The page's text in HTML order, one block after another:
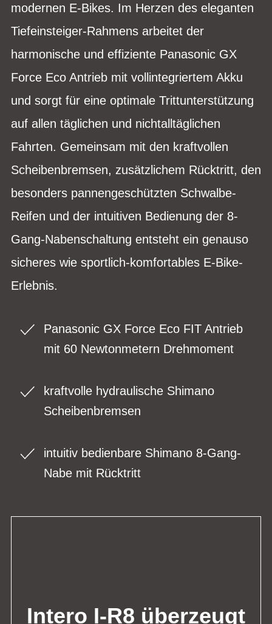
modernen E-Bikes. Im Herzen des eleganten
Tiefeinsteiger-Rahmens arbeitet der
harmonische und effiziente Panasonic GX
Force Eco Antrieb mit vollintegriertem Akku
und sorgt für eine optimale Trittunterstützung
auf allen täglichen und nichtalltäglichen
Fahrten. Gemeinsam mit den kraftvollen
Scheibenbremsen, zusätzlichem Rücktritt, den
besonders pannengeschützten Schwalbe-
Reifen und der intuitiven Bedienung der 8-
Gang-Nabenschaltung entsteht ein genauso
sicheres wie sportlich-komfortables E-Bike-
Erlebnis.
Panasonic GX Force Eco FIT Antrieb
mit 60 Newtonmetern Drehmoment
kraftvolle hydraulische Shimano
Scheibenbremsen
intuitiv bedienbare Shimano 8-Gang-
Nabe mit Rücktritt
Intero I-R8 überzeugt